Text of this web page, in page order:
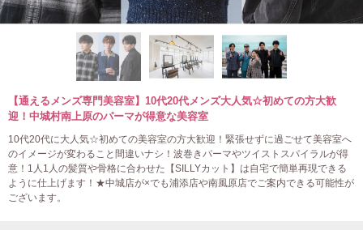
【通えるメンズ専門美容室】10代20代メンズ大人気☆初めての方大歓
迎！中城村南上原のパーマが得意な美容室
10代20代に大人気☆初めての美容室の方大歓迎！緊張せずに過ごせて美容室へ
のイメージが変わること間違いナシ！波巻きパーマやツイストスパイラルが得
意！1人1人の髪質や骨格に合わせた【SILLYカット】は自宅で簡単再現できる
ように仕上げます！★中城店が×でも浦添店や南風原店でご案内できる可能性が
ございます。